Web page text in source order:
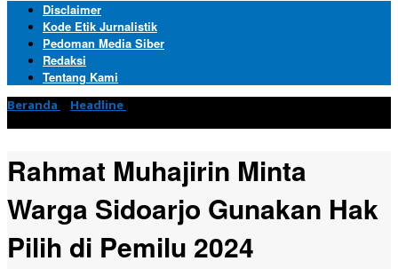
Disclaimer
Kode Etik Jurnalistik
Pedoman Media Siber
Redaksi
Tentang Kami
Beranda Headline
Rahmat Muhajirin Minta
Warga Sidoarjo Gunakan Hak
Pilih di Pemilu 2024